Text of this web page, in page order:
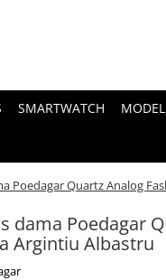
SMARTWATCH
Poedagar Quartz Analog
dama Poedagar
Argintiu Albastru